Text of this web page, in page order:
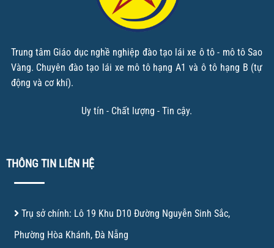
Trung tâm Giáo dục nghề nghiệp đào tạo lái xe ô tô - mô tô Sao
Vàng. Chuyên đào tạo lái xe mô tô hạng A1 và ô tô hạng B (tự
động và cơ khí).
Uy tín - Chất lượng - Tin cậy.
THÔNG TIN LIÊN HỆ
Trụ sở chính: Lô 19 Khu D10 Đường Nguyễn Sinh Sắc,
Phường Hòa Khánh, Đà Nẵng